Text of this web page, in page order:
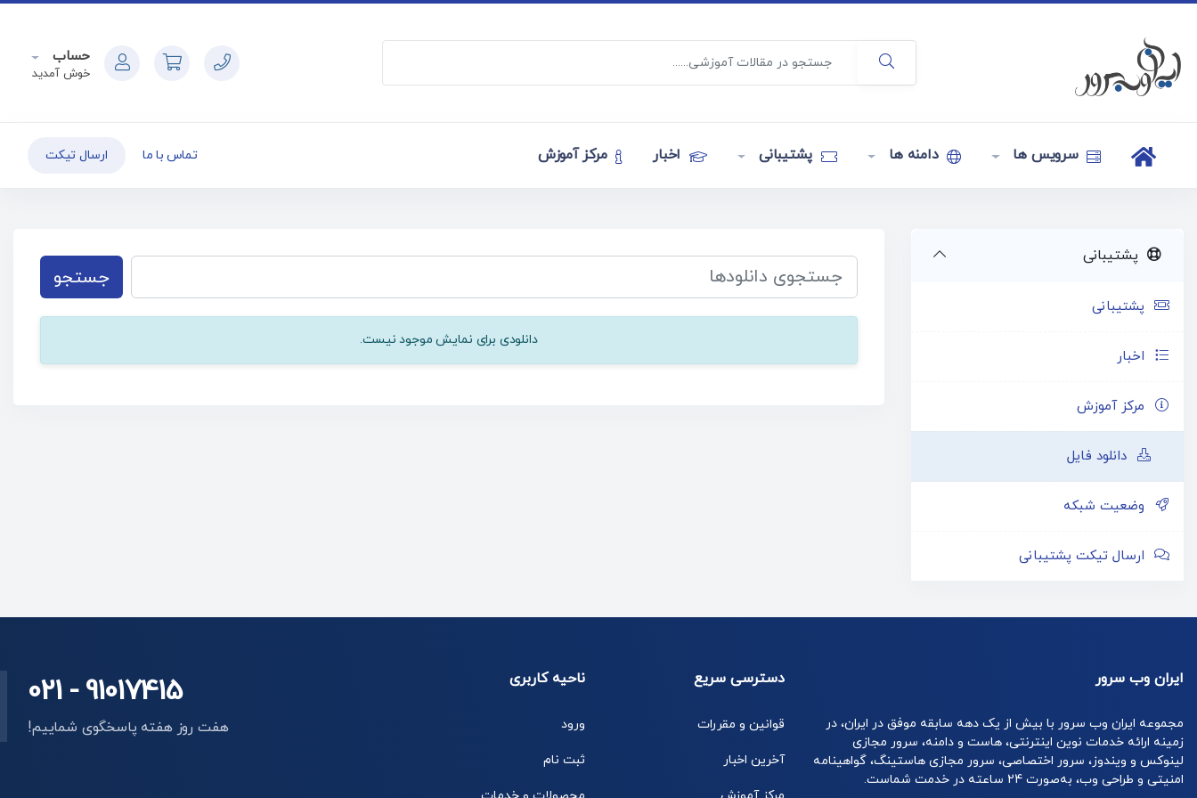
حساب
خوش آمدید
سرویس ها دامنه ها پشتیبانی اخبار مرکز آموزش تماس با ما ارسال تیکت
پشتیبانی
پشتیبانی
اخبار
مرکز آموزش
دانلود فایل
وضعیت شبکه
ارسال تیکت پشتیبانی
جستجو
دانلودی برای نمایش موجود نیست.
ایران وب سرور
مجموعه ایران وب سرور با بیش از یک دهه سابقه موفق در ایران، در
زمینه ارائه خدمات نوین اینترنتی، هاست و دامنه، سرور مجازی
لینوکس و ویندوز، سرور اختصاصی، سرور مجازی هاستینگ، گواهینامه
امنیتی و طراحی وب، به‌صورت 24 ساعته در خدمت شماست.
دسترسی سریع
قوانین و مقررات
آخرین اخبار
ناحیه کاربری
ورود
ثبت نام
021 - 91017415
هفت روز هفته پاسخگوی شماییم!